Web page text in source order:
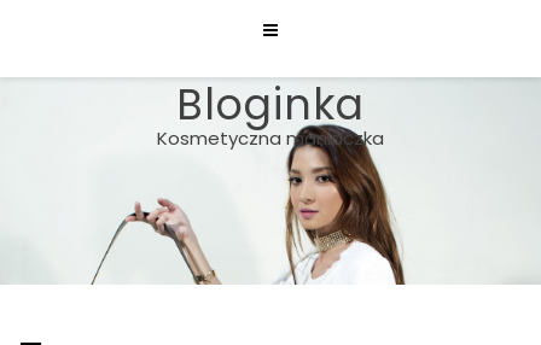
content
Bloginka
Kosmetyczna maniaczka